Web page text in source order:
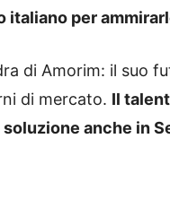
per
di Amorim: il suo
di mercato. Il
anche in